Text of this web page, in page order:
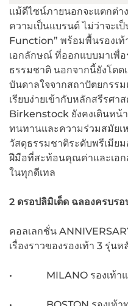
แม้ดีไซน์ภายนอกจะแตกต่า
ความเป็นแบรนด์ ไม่ว่าจะเ
Function” พร้อมพื้นรองเ
เอกลักษณ์ ที่ออกแบบมาเพื่อ
ธรรมชาติ นอกจากนี้ยังโดด
บันดาลใจจากสถาปัตยกรร
เรียบง่ายเข้ากับหลักสรีรศา
Birkenstock ยังคงเดินหน้
ทนทานและความร่วมสมัยเ
วัสดุธรรมชาติระดับพรีเมีย
ฝีมือที่สะท้อนคุณค่าและเอ
ในทุกดีเทล
2 ดรอปลิมิเต็ด ฉลองครบร
คอลเลกชั่น
เรื่องราวของรองเท้า 3 รุ่นห
• MILANO รองเท้าแต